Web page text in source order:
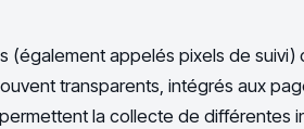
(également appelés pixels de
transparents, intégrés aux
la collecte de différentes